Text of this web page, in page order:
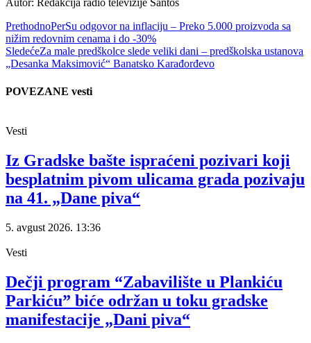
Autor: Redakcija radio televizije Santos
PrethodnoPerSu odgovor na inflaciju – Preko 5.000 proizvoda sa
nižim redovnim cenama i do -30%
SledećeZa male predškolce slede veliki dani – predškolska ustanova
„Desanka Maksimović“ Banatsko Karađorđevo
POVEZANE vesti
Vesti
Iz Gradske bašte ispraćeni pozivari koji
besplatnim pivom ulicama grada pozivaju
na 41. „Dane piva“
5. avgust 2026. 13:36
Vesti
Dečji program “Zabavilište u Plankiću
Parkiću” biće održan u toku gradske
manifestacije „Dani piva“